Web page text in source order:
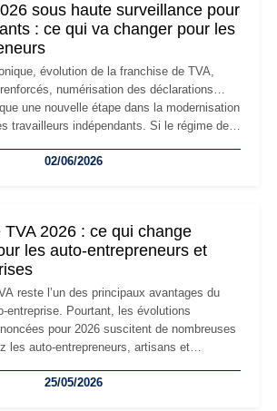
sous haute surveillance pour
: ce qui va changer pour les
évolution de la franchise de TVA,
numérisation des déclarations…
une nouvelle étape dans la modernisation
travailleurs indépendants. Si le régime de
devront s'adapter à un environnement
02/06/2026
TVA 2026 : ce qui change
les auto-entrepreneurs et
reste l’un des principaux avantages du
entreprise. Pourtant, les évolutions
pour 2026 suscitent de nombreuses
les auto-entrepreneurs, artisans et
de bascule vers la TVA : les règles
25/05/2026